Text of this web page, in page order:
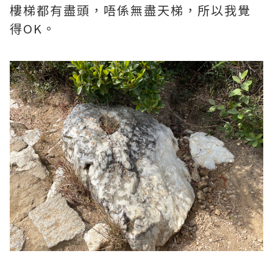
樓梯都有盡頭，唔係無盡天梯，所以我覺
得OK。